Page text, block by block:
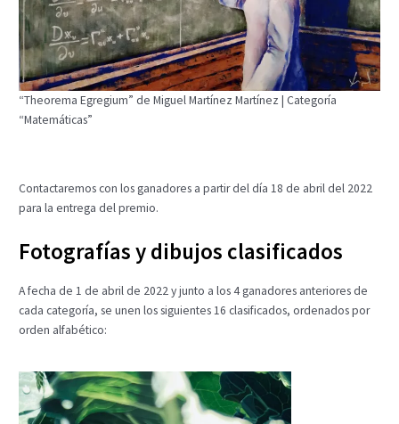
“Theorema Egregium” de Miguel Martínez Martínez | Categoría
“Matemáticas”
Contactaremos con los ganadores a partir del día 18 de abril del 2022
para la entrega del premio.
Fotografías y dibujos clasificados
A fecha de 1 de abril de 2022 y junto a los 4 ganadores anteriores de
cada categoría, se unen los siguientes 16 clasificados, ordenados por
orden alfabético: